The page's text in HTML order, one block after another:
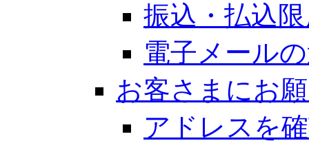
振込・払込
電子メール
お客さまにお
アドレスを